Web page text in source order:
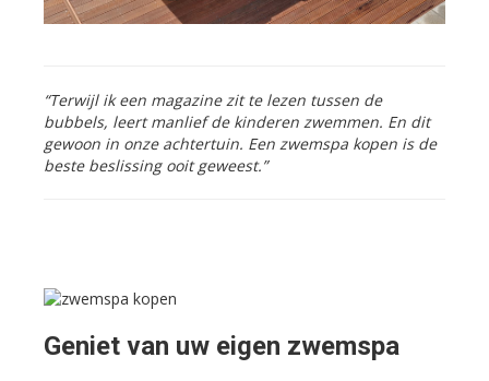
“Terwijl ik een magazine zit te lezen tussen de
bubbels, leert manlief de kinderen zwemmen. En dit
gewoon in onze achtertuin. Een zwemspa kopen is de
beste beslissing ooit geweest.”
Geniet van uw eigen zwemspa